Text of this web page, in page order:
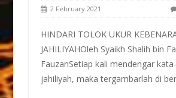
2 February 2021
HINDARI TOLOK UKUR
JAHILIYAHOleh Syaikh Shalih bin
FauzanSetiap kali mendengar
jahiliyah, maka tergambarlah di